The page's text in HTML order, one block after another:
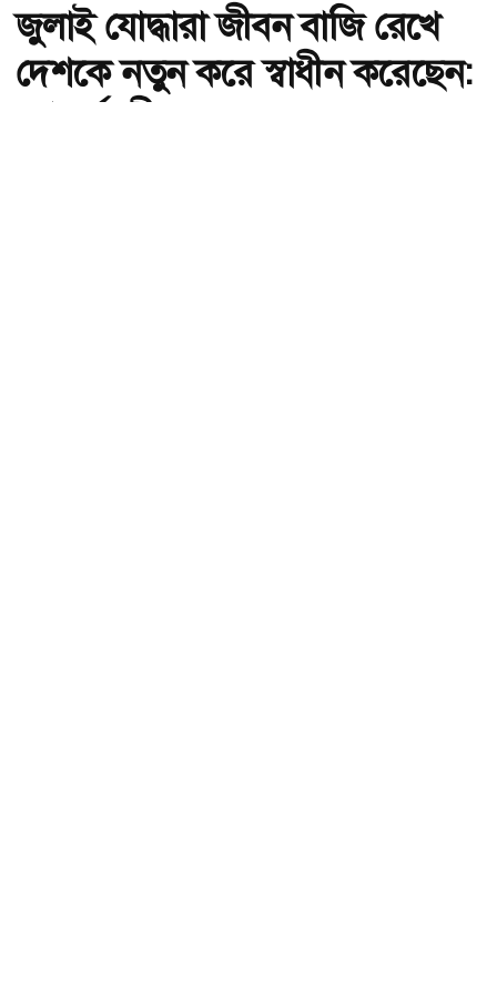
জুলাই যোদ্ধারা জীবন বাজি রেখে
দেশকে নতুন করে স্বাধীন করেছেন: